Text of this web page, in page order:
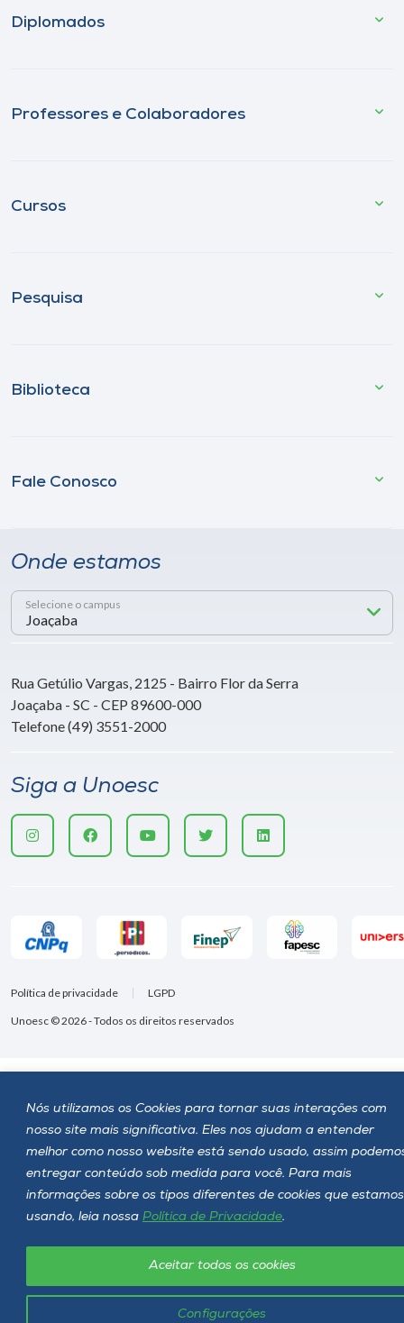
Nós utilizamos os Cookies para tornar suas interações com
nosso site mais significativa. Eles nos ajudam a entender
melhor como nosso website está sendo usado, assim
entregar conteúdo sob medida para você. Para mais
informações sobre os tipos diferentes de cookies que estamos
usando, leia nossa Política de Privacidade.
Configurações
Aceitar todos os cookies
Diplomados
Professores e Colaboradores
Cursos
Pesquisa
Biblioteca
Fale Conosco
Onde estamos
Selecione o campus
Rua Getúlio Vargas, 2125 - Bairro Flor da Serra
Joaçaba - SC - CEP 89600-000
Telefone (49) 3551-2000
Siga a Unoesc
Unoesc © 2026 - Todos os direitos reservados
Política de privacidade LGPD